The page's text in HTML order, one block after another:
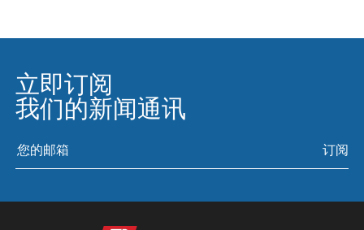
立即订阅
我们的新闻通讯
订阅